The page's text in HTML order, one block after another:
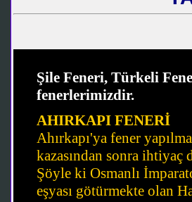
Şile Feneri, Türkeli
fenerlerimizdir.
AHIRKAPI FENERİ
Ahırkapı'ya fener
kazasından sonra ihtiyaç
Şöyle ki Osmanlı
eşyası götürmekte olan